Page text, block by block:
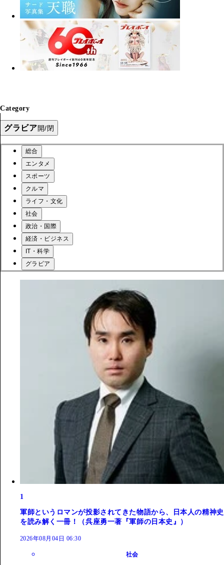
Category
グラビア開/閉
総合
エンタメ
スポーツ
クルマ
ライフ・文化
社会
政治・国際
経済・ビジネス
IT・科学
グラビア
1
軍師というロマンが投影されてきた物語から、日本人の精神史
を読み解く一冊！（呉座勇一著『軍師の日本史』）
2026年08月04日 06:30
社会